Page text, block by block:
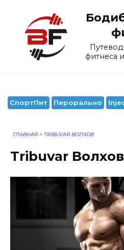
содержанию
фитнеса
СпортПит Перорально
ГЛАВНАЯ > TRIBUVAR ВОЛХОВ
Tribuvar Волхов